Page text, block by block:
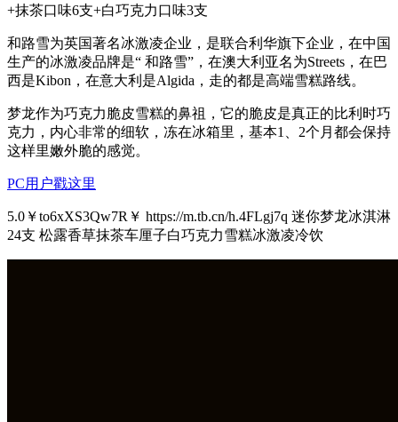
+抹茶口味6支+白巧克力口味3支
和路雪为英国著名冰激凌企业，是联合利华旗下企业，在中国
生产的冰激凌品牌是“ 和路雪”，在澳大利亚名为Streets，在巴
西是Kibon，在意大利是Algida，走的都是高端雪糕路线。
梦龙作为巧克力脆皮雪糕的鼻祖，它的脆皮是真正的比利时巧
克力，内心非常的细软，冻在冰箱里，基本1、2个月都会保持
这样里嫩外脆的感觉。
PC用户戳这里
5.0￥to6xXS3Qw7R￥ https://m.tb.cn/h.4FLgj7q 迷你梦龙冰淇淋
24支 松露香草抹茶车厘子白巧克力雪糕冰激凌冷饮